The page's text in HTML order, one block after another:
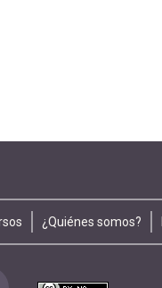
¿Quiénes somos?